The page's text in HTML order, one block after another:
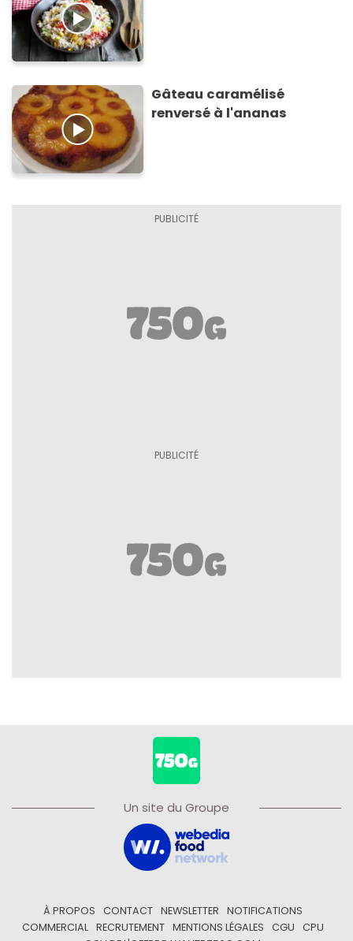
Gâteau caramélisé
renversé à l'ananas
Un site du Groupe
À PROPOS CONTACT NEWSLETTER
NOTIFICATIONS
COMMERCIAL
RECRUTEMENT MENTIONS LÉGALES CGU
CPU